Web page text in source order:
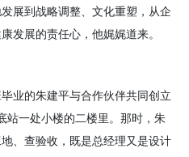
展到战略调整、文化重塑，从企
发展的责任心，他娓娓道来。
业的朱建平与合作伙伴共同创立
站一处小楼的二楼里。那时，朱
、查验收，既是总经理又是设计